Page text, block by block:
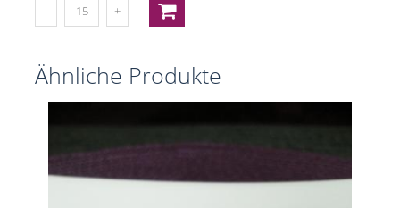
Ähnliche Produkte